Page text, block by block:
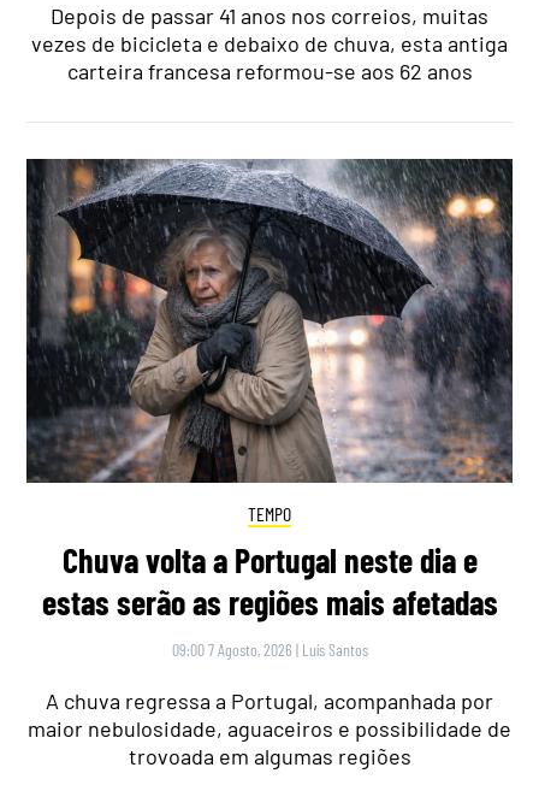
Depois de passar 41 anos nos correios, muitas
vezes de bicicleta e debaixo de chuva, esta antiga
carteira francesa reformou-se aos 62 anos
TEMPO
Chuva volta a Portugal neste dia e
estas serão as regiões mais afetadas
09:00 7 Agosto, 2026 | Luís Santos
A chuva regressa a Portugal, acompanhada por
maior nebulosidade, aguaceiros e possibilidade de
trovoada em algumas regiões